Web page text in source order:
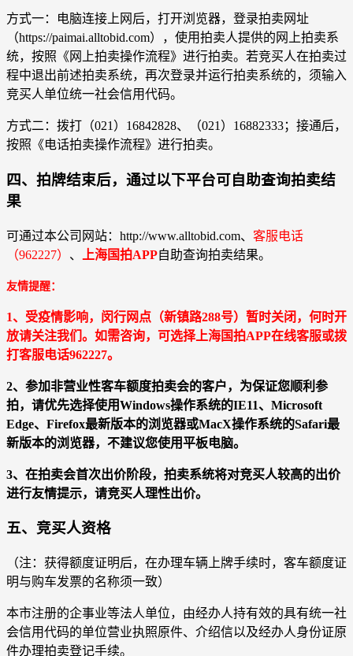
方式一：电脑连接上网后，打开浏览器，登录拍卖网址
（https://paimai.alltobid.com），使用拍卖人提供的网上拍卖系
统，按照《网上拍卖操作流程》进行拍卖。若竞买人在拍卖过
程中退出前述拍卖系统，再次登录并运行拍卖系统的，须输入
竞买人单位统一社会信用代码。
方式二：拨打（021）16842828、（021）16882333；接通后，
按照《电话拍卖操作流程》进行拍卖。
四、拍牌结束后，通过以下平台可自助查询拍卖结
果
可通过本公司网站：http://www.alltobid.com、 客服电话
（962227） 、 上海国拍APP自助查询拍卖结果。
友情提醒：
1、受疫情影响，闵行网点（新镇路288号）暂时关闭，何时开
放请关注我们。如需咨询，可选择上海国拍APP在线客服或拨
打客服电话962227。
2、参加非营业性客车额度拍卖会的客户，为保证您顺利参
拍，请优先选择使用Windows操作系统的IE11、Microsoft
Edge、Firefox最新版本的浏览器或MacX操作系统的Safari最
新版本的浏览器，不建议您使用平板电脑。
3、在拍卖会首次出价阶段，拍卖系统将对竞买人较高的出价
进行友情提示，请竞买人理性出价。
五、竞买人资格
（注：获得额度证明后，在办理车辆上牌手续时，客车额度证
明与购车发票的名称须一致）
本市注册的企事业等法人单位，由经办人持有效的具有统一社
会信用代码的单位营业执照原件、介绍信以及经办人身份证原
件办理拍卖登记手续。